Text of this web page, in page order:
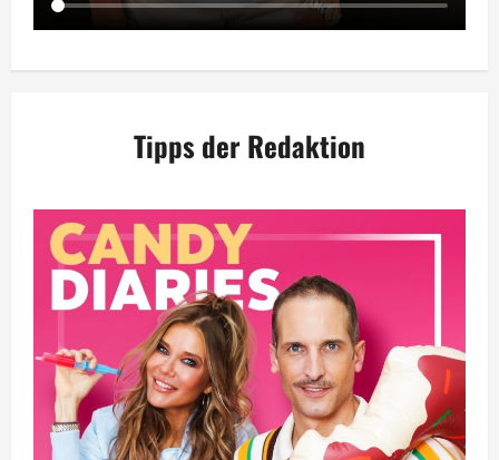
Tipps der Redaktion